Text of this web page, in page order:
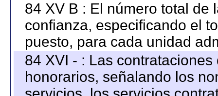
84 XV B : El número total de
confianza, especificando el
puesto, para cada unidad
84 XVI - : Las
honorarios, señalando los